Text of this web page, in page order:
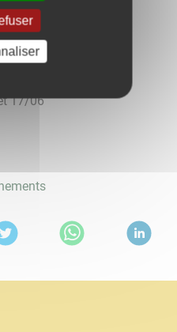
22/04
20/05
17/06